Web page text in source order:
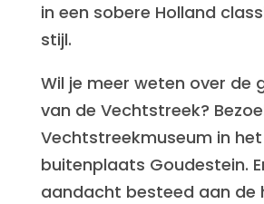
in een sobere Holland
stijl.
Wil je meer weten over de
van de Vechtstreek?
Vechtstreekmuseum in
buitenplaats Goudestein.
aandacht besteed aan de